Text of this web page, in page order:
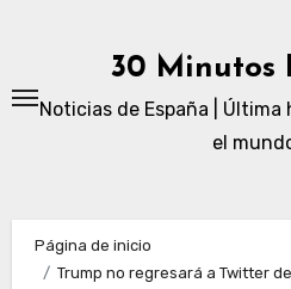
30 Minutos
Noticias de España | Última
el
Página de inicio
Trump no regresará a Twitter